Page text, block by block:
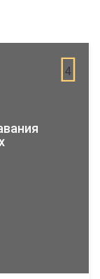
4